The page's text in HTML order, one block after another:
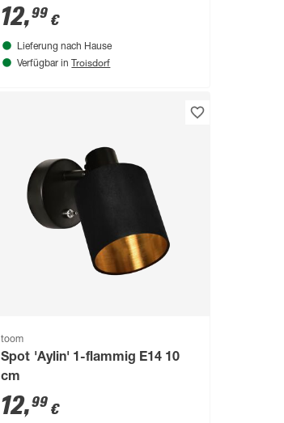
12,99 €
Lieferung nach Hause
Verfügbar in Troisdorf
toom
Spot 'Aylin' 1-flammig E14 10
cm
12,99 €